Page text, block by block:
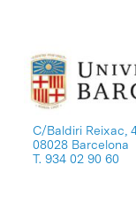
C/Baldiri Reixac,
08028 Barcelona
T. 934 02 90 60